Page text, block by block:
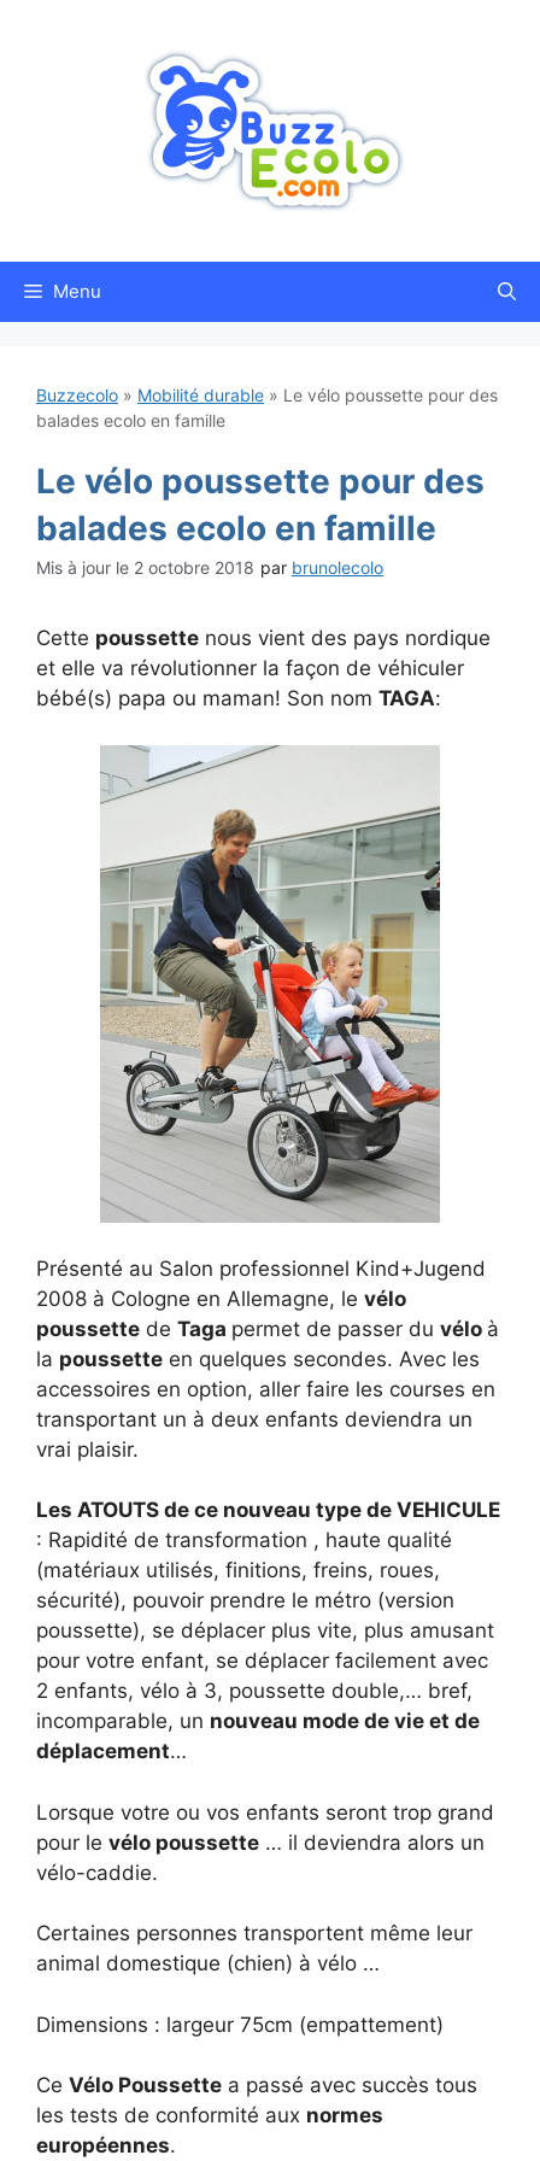
Menu
Buzzecolo » Mobilité durable » Le vélo poussette pour des
balades ecolo en famille
Le vélo poussette pour des
balades ecolo en famille
2 octobre 2018 par brunolecolo
Cette poussette nous vient des pays nordique
et elle va révolutionner la façon de véhiculer
bébé(s) papa ou maman! Son nom TAGA:
Présenté au Salon professionnel Kind+Jugend
2008 à Cologne en Allemagne, le vélo
poussette de Taga permet de passer du vélo à
la poussette en quelques secondes. Avec les
accessoires en option, aller faire les courses en
transportant un à deux enfants deviendra un
vrai plaisir.
Les ATOUTS de ce nouveau type de VEHICULE
: Rapidité de transformation , haute qualité
(matériaux utilisés, finitions, freins, roues,
sécurité), pouvoir prendre le métro (version
poussette), se déplacer plus vite, plus amusant
pour votre enfant, se déplacer facilement avec
2 enfants, vélo à 3, poussette double,… bref,
incomparable, un nouveau mode de vie et de
déplacement…
Lorsque votre ou vos enfants seront trop grand
pour le vélo poussette … il deviendra alors un
vélo-caddie.
Certaines personnes transportent même leur
animal domestique (chien) à vélo …
Dimensions : largeur 75cm (empattement)
Ce Vélo Poussette a passé avec succès tous
les tests de conformité aux normes
européennes.